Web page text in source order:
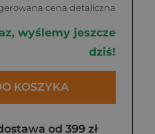
cena detaliczna
wyślemy jeszcze
dziś!
KOSZYKA
od 399 zł